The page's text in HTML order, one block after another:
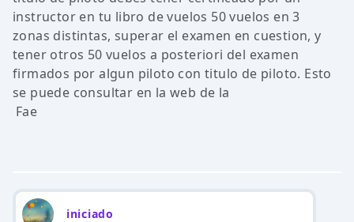
instructor en tu libro de vuelos 50 vuelos en 3
zonas distintas, superar el examen en cuestion, y
tener otros 50 vuelos a posteriori del examen
firmados por algun piloto con titulo de piloto. Esto
se puede consultar en la web de la
Fae
iniciado